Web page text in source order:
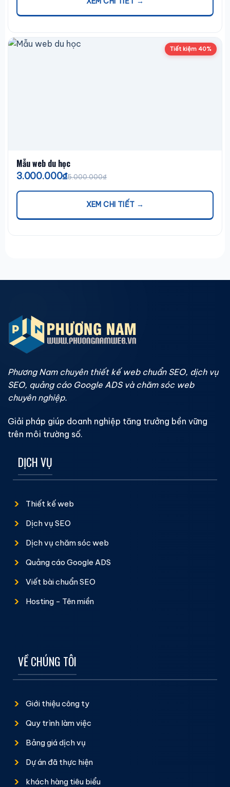
Tiết kiệm 40%
Mẫu web du học
3.000.000₫5.000.000₫
XEM CHI TIẾT →
Phương Nam chuyên thiết kế web chuẩn SEO, dịch vụ
SEO, quảng cáo Google ADS và chăm sóc web
chuyên nghiệp.
Giải pháp giúp doanh nghiệp tăng trưởng bền vững
trên môi trường số.
DỊCH VỤ
Thiết kế web
Dịch vụ SEO
Dịch vụ chăm sóc web
Quảng cáo Google ADS
Viết bài chuẩn SEO
Hosting - Tên miền
VỀ CHÚNG TÔI
Giới thiệu công ty
Quy trình làm việc
Bảng giá dịch vụ
Dự án đã thực hiện
khách hàng tiêu biểu